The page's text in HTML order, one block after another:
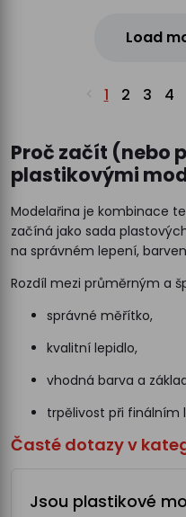
Load
1 2 3 4
Proč začít (nebo
plastikovými
Modelařina je kombinace
začíná jako sada
na správném lepení,
Rozdíl mezi průměrným a
správné měřítko,
kvalitní lepidlo,
vhodná barva a
trpělivost při finálním
Časté dotazy v
Jsou plastikové